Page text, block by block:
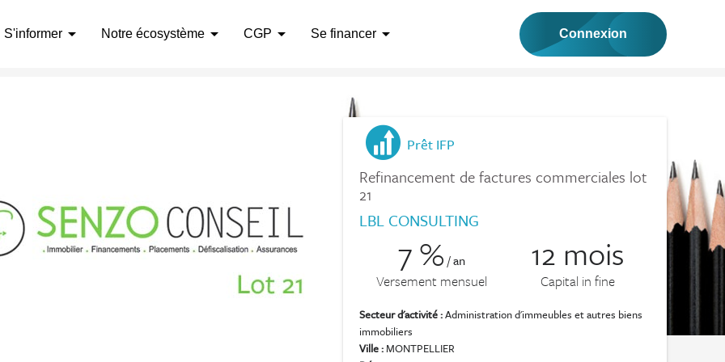
S'informerarrow_drop_down Notre écosystèmearrow_drop_down CGP arrow_drop_down Se financerarrow_drop_down Connexion
Prêt IFP
Refinancement de factures commerciales lot
21
LBL CONSULTING
7 % / an
Versement mensuel
12 mois
Capital in fine
Secteur d'activité :Administration d'immeubles et autres biens
immobiliers
Ville :MONTPELLIER